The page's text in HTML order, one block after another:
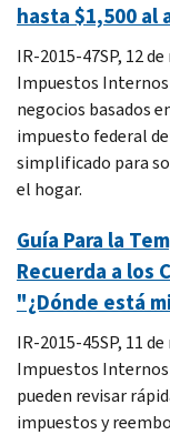
hasta $1,500 al
IR-2015-47SP, 12
Impuestos Internos
negocios basados
impuesto federal
simplificado para
el hogar.
Guía Para la
Recuerda a los
"¿Dónde está
IR-2015-45SP, 11
Impuestos
pueden revisar
impuestos y